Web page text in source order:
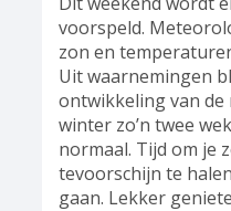
voorspeld.
zon en
Uit waarnemingen
ontwikkeling van
winter zo’n twee
normaal. Tijd om je
tevoorschijn te
gaan. Lekker